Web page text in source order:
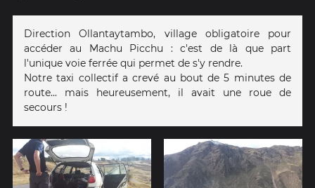
Direction Ollantaytambo, village obligatoire pour
accéder au Machu Picchu : c'est de là que part
l'unique voie ferrée qui permet de s'y rendre.
Notre taxi collectif a crevé au bout de 5 minutes de
route... mais heureusement, il avait une roue de
secours !